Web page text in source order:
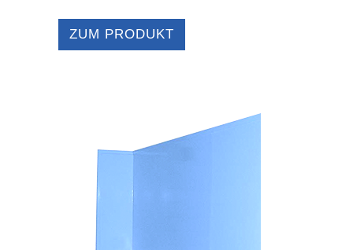
ZUM PRODUKT